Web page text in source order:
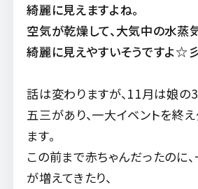
綺麗に見えますよね。
空気が乾燥して、大気中の水蒸
綺麗に見えやすいそうですよ☆彡
話は変わりますが、11月は娘の
五三があり、一大イベントを終
ます。
この前まで赤ちゃんだったのに
が増えてきたり、